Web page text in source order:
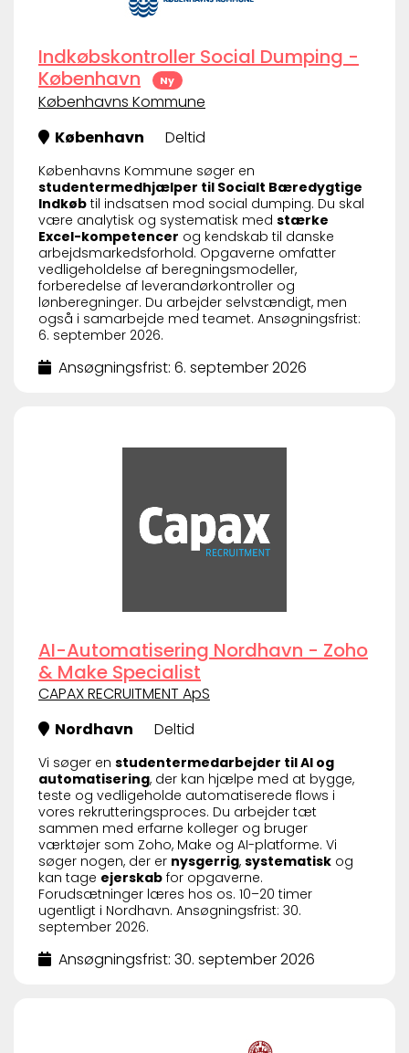
Indkøbskontroller Social Dumping -
København
Ny
Københavns Kommune
København
Deltid
Københavns Kommune søger en
studentermedhjælper til Socialt Bæredygtige
Indkøb til indsatsen mod social dumping. Du skal
være analytisk og systematisk med stærke
Excel-kompetencer og kendskab til danske
arbejdsmarkedsforhold. Opgaverne omfatter
vedligeholdelse af beregningsmodeller,
forberedelse af leverandørkontroller og
lønberegninger. Du arbejder selvstændigt, men
også i samarbejde med teamet. Ansøgningsfrist:
6. september 2026.
Ansøgningsfrist: 6. september 2026
AI-Automatisering Nordhavn - Zoho
& Make Specialist
CAPAX RECRUITMENT ApS
Nordhavn
Deltid
Vi søger en studentermedarbejder til AI og
automatisering, der kan hjælpe med at bygge,
teste og vedligeholde automatiserede flows i
vores rekrutteringsproces. Du arbejder tæt
sammen med erfarne kolleger og bruger
værktøjer som Zoho, Make og AI-platforme. Vi
søger nogen, der er nysgerrig, systematisk og
kan tage ejerskab for opgaverne.
Forudsætninger læres hos os. 10–20 timer
ugentligt i Nordhavn. Ansøgningsfrist: 30.
september 2026.
Ansøgningsfrist: 30. september 2026